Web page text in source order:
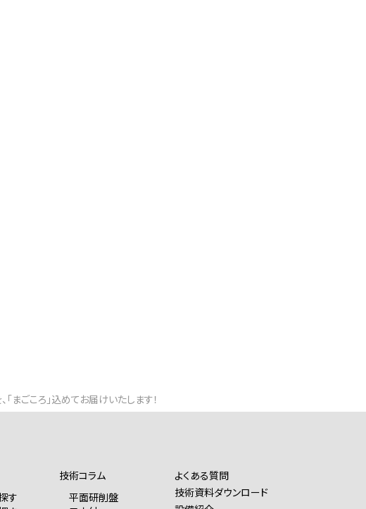
まごころ」込めてお届けいたします！
す
技術コラム
平面研削盤
よくある質問
技術資料ダウンロード